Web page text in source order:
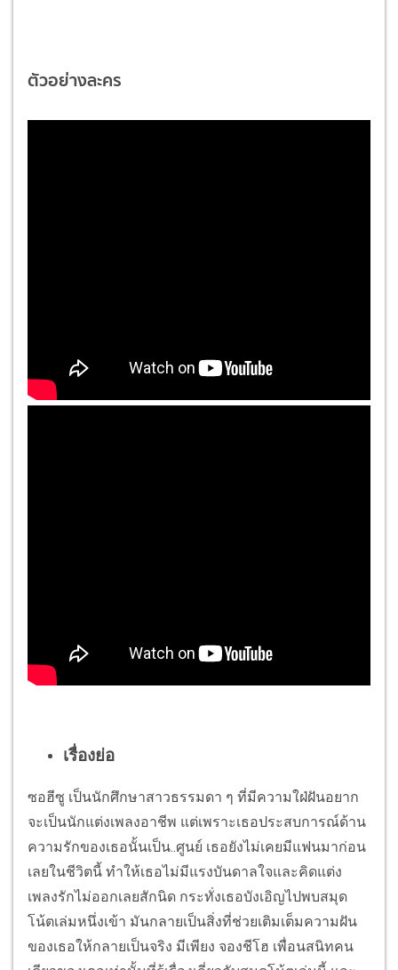
ตัวอย่างละคร
เรื่องย่อ
ซอฮีซู เป็นนักศึกษาสาวธรรมดา ๆ ที่มีความใฝ่ฝันอยาก
จะเป็นนักแต่งเพลงอาชีพ แต่เพราะเธอประสบการณ์ด้าน
ความรักของเธอนั้นเป็น..ศูนย์ เธอยังไม่เคยมีแฟนมาก่อน
เลยในชีวิตนี้ ทำให้เธอไม่มีแรงบันดาลใจและคิดแต่ง
เพลงรักไม่ออกเลยสักนิด กระทั่งเธอบังเอิญไปพบสมุด
โน้ตเล่มหนึ่งเข้า มันกลายเป็นสิ่งที่ช่วยเติมเต็มความฝัน
ของเธอให้กลายเป็นจริง มีเพียง จองชีโฮ เพื่อนสนิทคน